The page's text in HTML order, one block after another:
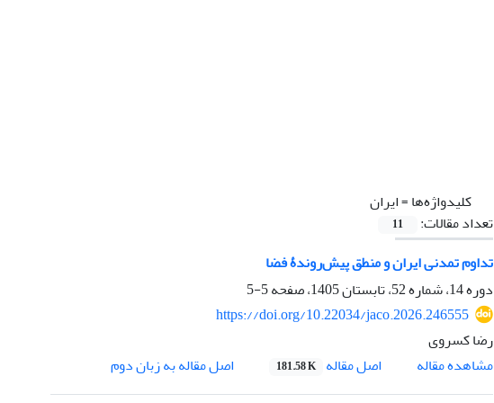
کلیدواژه‌ها =ایران
تعداد مقالات:
11
تداوم تمدنی ایران و منطق پیش‌روندۀ فضا
دوره 14، شماره 52، تابستان 1405، صفحه
5-5
https://doi.org/10.22034/jaco.2026.246555
رضا کسروی
مشاهده مقاله
اصل مقاله 181.58 K
اصل مقاله به زبان دوم